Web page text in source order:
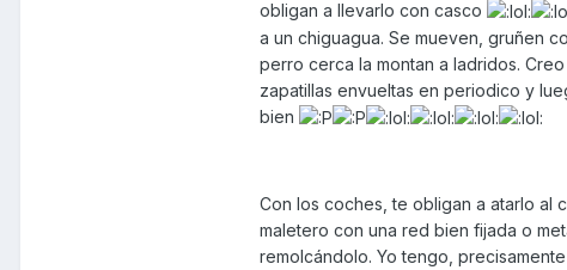
obligan a llevarlo con casco
a un chiguagua. Se mueven, gruñen
perro cerca la montan a ladridos.
zapatillas envueltas en periodico y
bien
Con los coches, te obligan a atarlo al
maletero con una red bien fijada o
remolcándolo. Yo tengo,